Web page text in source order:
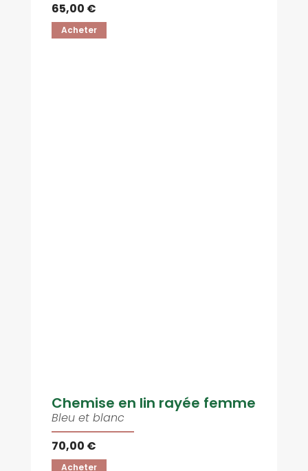
65,00 €
Acheter
Chemise en lin rayée femme
Bleu et blanc
70,00 €
Acheter